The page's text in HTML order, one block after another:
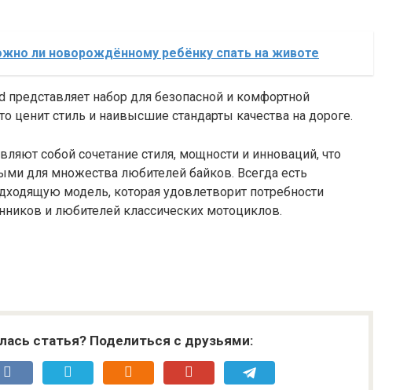
ли новорождённому ребёнку спать на животе
представляет набор для безопасной и комфортной
ценит стиль и наивысшие стандарты качества на дороге.
собой сочетание стиля, мощности и инноваций, что
для множества любителей байков. Всегда есть
модель, которая удовлетворит потребности
и любителей классических мотоциклов.
статья? Поделиться с друзьями: